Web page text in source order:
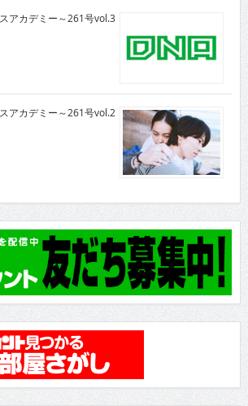
アカデミー～261号vol.3
アカデミー～261号vol.2